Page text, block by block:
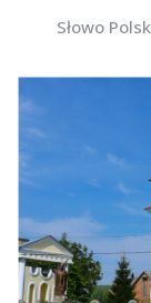
Słowo